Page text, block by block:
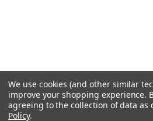
We use cookies (and other similar
improve your shopping experience.
agreeing to the collection of data as
Policy.